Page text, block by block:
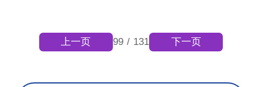
99 / 131
上一页 下一页